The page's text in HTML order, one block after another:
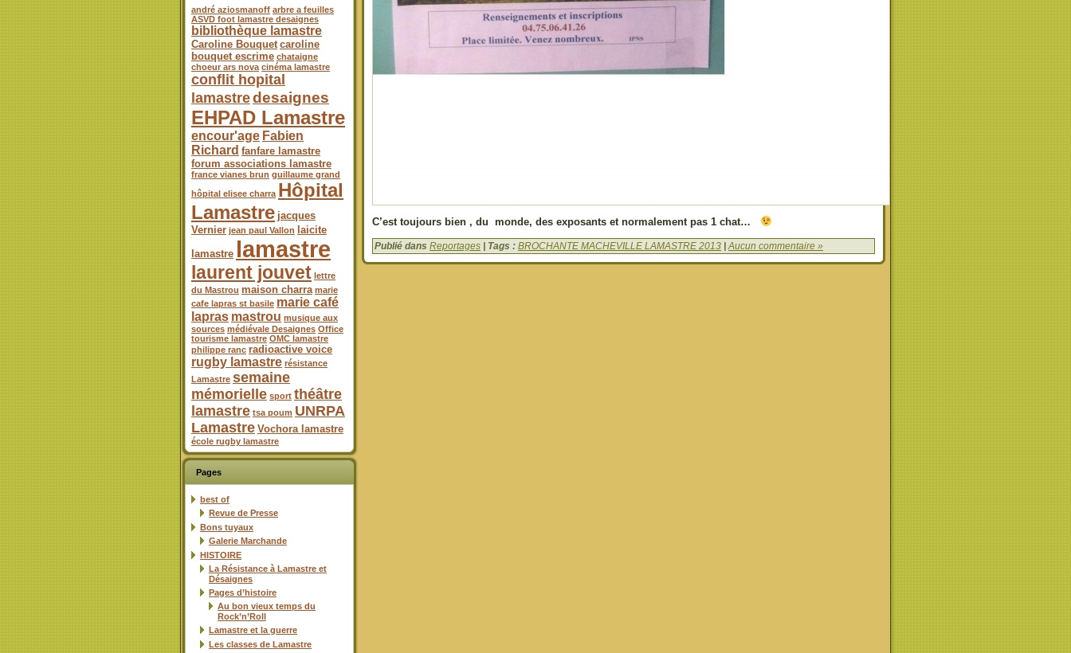
andré aziosmanoff arbre a feuilles
ASVD foot lamastre desaignes
bibliothèque lamastre
Caroline Bouquet caroline
bouquet escrime chataigne
choeur ars nova cinéma lamastre
conflit hopital
lamastredesaignes
EHPAD Lamastre
encour'age Fabien
Richard fanfare lamastre
forum associations lamastre
france vianes brun guillaume grand
hôpital elisee charra Hôpital
Lamastre jacques
Vernier jean paul Vallon
laicite
lamastre lamastre
laurent jouvet lettre
du Mastrou maison charra marie
cafe lapras st basile marie café
lapras mastrou musique aux
sources médiévale Desaignes Office
tourisme lamastre OMC lamastre
philippe ranc radioactive voice
rugby lamastre résistance
Lamastre semaine
mémorielle sport théâtre
lamastre tsa poum UNRPA
Lamastre Vochora lamastre
école rugby lamastre
Pages
best of
Revue de Presse
Bons tuyaux
Galerie Marchande
HISTOIRE
La Résistance à Lamastre et
Désaignes
Pages d’histoire
Au bon vieux temps du
Rock’n’Roll
Lamastre et la guerre
Les classes de Lamastre
C’est toujours bien , du monde, des exposants et normalement pas 1 chat…
Publié dans Reportages | Tags : BROCHANTE MACHEVILLE LAMASTRE 2013 |Aucun commentaire »